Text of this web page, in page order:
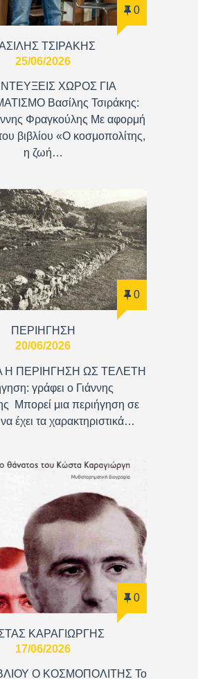
0
ΤΣΙΡΆΚΗΣ
25/06/2026
ΧΩΡΟΣ ΓΙΑ
Βασίλης Τσιράκης:
Φραγκούλης Με αφορμή
βιβλίου «Ο κοσμοπολίτης,
η ζωή…
0
ΠΕΡΙΗΓΗΣΗ
20/06/2026
Η ΠΕΡΙΗΓΗΣΗ ΩΣ ΤΕΛΕΤΗ
γράφει ο Γιάννης
Μπορεί μια περιήγηση σε
έχει τα χαρακτηριστικά…
0
ΚΑΡΑΓΙΩΡΓΗΣ
17/06/2026
Ο ΚΟΣΜΟΠΟΛΙΤΗΣ Το